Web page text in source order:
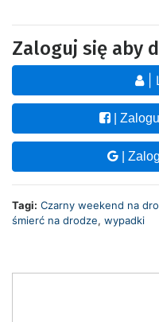
Zaloguj się aby
|
|
|
Tagi: Czarny weekend na
śmierć na drodze, wypadki